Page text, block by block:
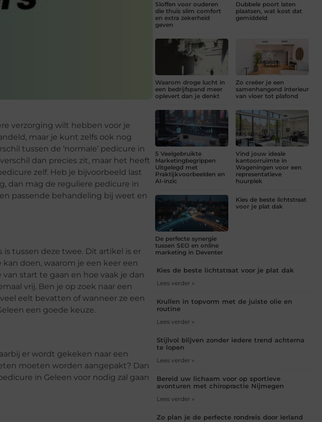
verzorging wilt hebben voor je
maar je kunt zelfs ook nog
tussen de ‘normale’ pedicure in
dan precies zit, maar het heeft
zelf. Heb je bijvoorbeeld last
dan mag de reguliere pedicure in
passende behandeling bij weet en
tussen deze twee. Dit artikel is er
doen, waarom je een keer een
start te gaan en hoe vaak je dan
vrij. Ben je op zoek naar een
eelt bevatten of wanneer ze een
een goede keuze.
er wordt gekeken naar een
moeten worden aangepakt? Dan
in Geleen voor nodig zal gaan
Sloffen voor ouderen
die thuis slim comfort
en extra zekerheid
geven
Dubbele poort laten
plaatsen, wat kost dat
gemiddeld
Waarom droge lucht in
een bedrijfspand meer
oplevert dan je denkt
Zo creëer je een
samenhangend interieur
van vloer tot plafond
5 Veelgebruikte
Marketingbegrippen
Uitgelegd met
Praktijkvoorbeelden en
AI-inzic
Vind jouw ideale
kantoorruimte in
Wageningen voor een
representatieve
huurplek
De perfecte synergie
tussen SEO en online
marketing in Deventer
Kies de beste lichtstraat
voor je plat dak
Kies de beste lichtstraat voor je plat dak
Lees verder »
Krullen in topvorm met de juiste olie en
routine
Lees verder »
Stijlvol blijven zonder iedere trend achterna
te lopen
Lees verder »
Bereid uw lichaam voor op sportieve
avonturen met chiropractie Nijmegen
Lees verder »
Zo plan je de perfecte rondreis door Ierland